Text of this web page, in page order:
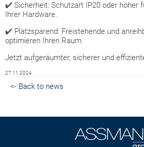
✔️ Sicherheit: Schutzart IP20 oder höher
Ihrer Hardware.
✔️ Platzsparend: Freistehende und
optimieren Ihren Raum.
Jetzt aufgeräumter, sicherer und
27.11.2024
<- Back to news